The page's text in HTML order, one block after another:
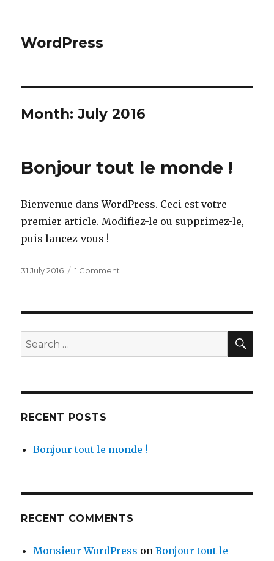
WordPress
Month: July 2016
Bonjour tout le monde !
Bienvenue dans WordPress. Ceci est votre
premier article. Modifiez-le ou supprimez-le,
puis lancez-vous !
Posted
31 July 2016 1 Comment
Search
for:
RECENT POSTS
Bonjour tout le monde !
RECENT COMMENTS
Monsieur WordPress onBonjour tout le